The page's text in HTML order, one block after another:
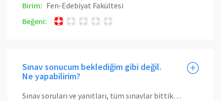
Birim: Fen-Edebiyat Fakültesi
Beğeni:
Sınav sonucum beklediğim gibi değil.
Ne yapabilirim?
Sınav soruları ve yanıtları, tüm sınavlar bittikten sonra ilgili web sitesinde yayınlanacaktır. Bunları iyice inceledikten sonra, takıldığınız yerleri kayıtlı olduğunuz öğretim elemanına sorabilirsiniz. İtiraz süreci yönetmelik gereği harf notlarının ilanından sonradır. Exam questions and answers will be published on the relevant website after all exams are over. After examining them thoroughly, you can pose your questions to your lecturer. The objection process is after the announcement of the letter grades as per the regulations. .